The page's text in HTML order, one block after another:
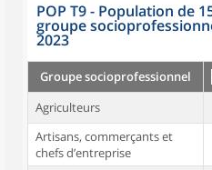
POP T9 - Population de
groupe
2023
Groupe socioprofessionnel
Agriculteurs
Artisans, commerçants et
chefs d’entreprise